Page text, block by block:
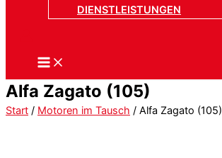
DIENSTLEISTUNGEN
Alfa Zagato (105)
Start / Motoren im Tausch / Alfa Zagato (105)